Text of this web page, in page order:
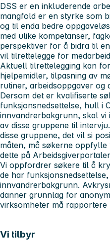
DSS er en inkluderende
mangfold er en styrke som
og til enda bedre
med ulike kompetanser,
perspektiver for å bidra til
vil tilrettelegge for
Aktuell tilrettelegging kan
hjelpemidler, tilpasning av
rutiner, arbeidsoppgaver og
Dersom det er kvalifiserte
funksjonsnedsettelse, hull i
innvandrerbakgrunn, skal
av disse gruppene til
disse gruppene, det vil si
måten, må søkerne
dette på
Vi oppfordrer søkere til å
de har
innvandrerbakgrunn.
danner grunnlag for
virksomheter må rapportere
Vi tilbyr